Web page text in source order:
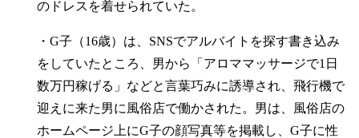
のドレスを着せられていた。
・G子（16歳）は、SNSでアルバイトを探す書き込み
をしていたところ、男から「アロママッサージで1日
数万円稼げる」などと言葉巧みに誘導され、飛行機で
迎えに来た男に風俗店で働かされた。男は、風俗店の
ホームページ上にG子の顔写真等を掲載し、G子に性